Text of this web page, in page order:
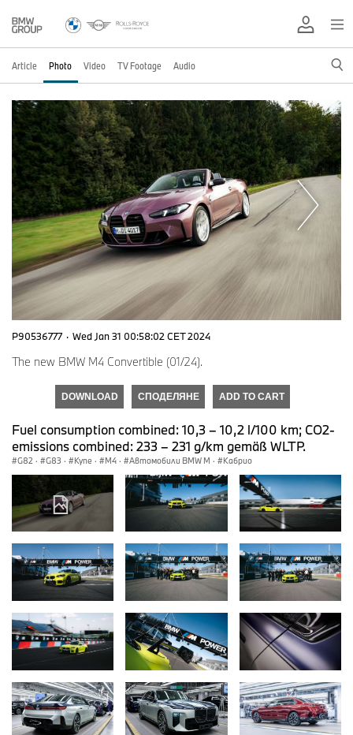
Article Photo Video TV Footage Audio
P90536777 · Wed Jan 31 00:58:02 CET 2024
The new BMW M4 Convertible (01/24).
DOWNLOAD СПОДЕЛЯНЕ ADD TO CART
Fuel consumption combined: 10,3 – 10,2 l/100 km; CO2-
emissions combined: 233 – 231 g/km gemäß WLTP.
G82 · G83 · Купе · M4 · Автомобили BMW M · Кабрио